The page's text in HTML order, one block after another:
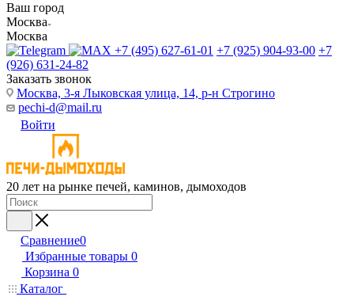
Ваш город
Москва
Москва
+7 (495) 627-61-01 +7 (925) 904-93-00 +7
(926) 631-24-82
Заказать звонок
Москва, 3-я Лыковская улица, 14, р-н Строгино
pechi-d@mail.ru
Войти
20 лет на рынке печей, каминов, дымоходов
Сравнение0
Избранные товары 0
Корзина 0
Каталог